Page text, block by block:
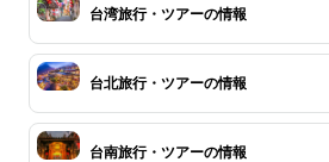
台湾旅行・ツアーの情報
台北旅行・ツアーの情報
台南旅行・ツアーの情報